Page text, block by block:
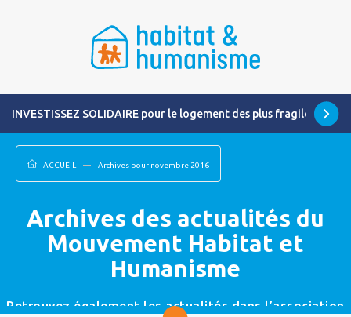
INVESTISSEZ SOLIDAIRE pour le logement des plus fragiles
ACCUEIL Archives pour novembre 2016
Archives des actualités du
Mouvement Habitat et
Humanisme
Retrouvez également les actualités dans l’association